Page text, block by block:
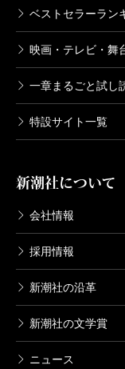
ベストセラーラン
映画・テレビ・舞
一章まるごと試し
特設サイト一覧
新潮社について
会社情報
採用情報
新潮社の沿革
新潮社の文学賞
ニュース